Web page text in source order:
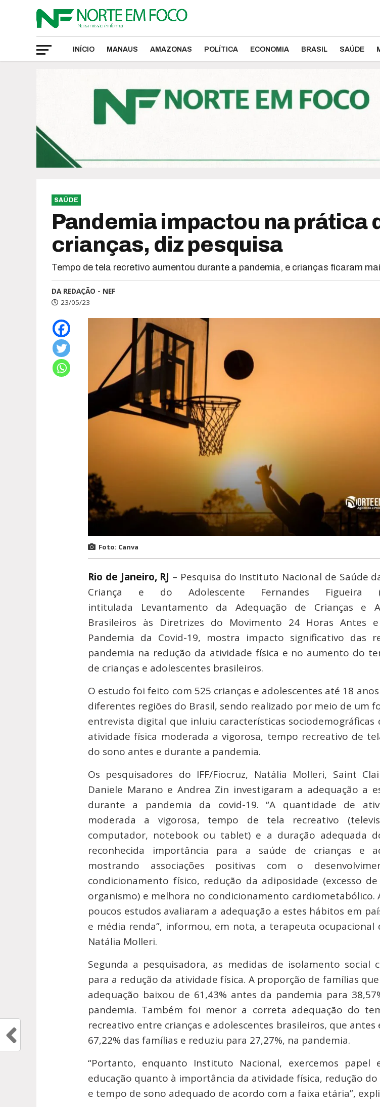
INÍCIO MANAUS AMAZONAS POLÍTICA ECONOMIA BRASIL SAÚDE
SAÚDE
Pandemia impactou na prática
crianças, diz pesquisa
Tempo de tela recretivo aumentou durante a pandemia, e crianças ficaram
DA REDAÇÃO - NEF
23/05/23
Foto: Canva
Rio de Janeiro, RJ – Pesquisa do Instituto Nacional de Saúde
Criança e do Adolescente Fernandes Figueira
intitulada Levantamento da Adequação de Crianças e
Brasileiros às Diretrizes do Movimento 24 Horas Antes
Pandemia da Covid-19, mostra impacto significativo das
pandemia na redução da atividade física e no aumento do
de crianças e adolescentes brasileiros.
O estudo foi feito com 525 crianças e adolescentes até 18
diferentes regiões do Brasil, sendo realizado por meio de um
entrevista digital que inluiu características sociodemográficas
atividade física moderada a vigorosa, tempo recreativo de
do sono antes e durante a pandemia.
Os pesquisadores do IFF/Fiocruz, Natália Molleri, Saint
Daniele Marano e Andrea Zin investigaram a adequação a
durante a pandemia da covid-19. “A quantidade de
moderada a vigorosa, tempo de tela recreativo
computador, notebook ou tablet) e a duração adequada
reconhecida importância para a saúde de crianças e
mostrando associações positivas com o
condicionamento físico, redução da adiposidade (excesso
organismo) e melhora no condicionamento cardiometabólico.
poucos estudos avaliaram a adequação a estes hábitos em
e média renda”, informou, em nota, a terapeuta
Natália Molleri.
Segunda a pesquisadora, as medidas de isolamento social
para a redução da atividade física. A proporção de famílias
adequação baixou de 61,43% antes da pandemia para
pandemia. Também foi menor a correta adequação do
recreativo entre crianças e adolescentes brasileiros, que
67,22% das famílias e reduziu para 27,27%, na pandemia.
“Portanto, enquanto Instituto Nacional, exercemos papel
educação quanto à importância da atividade física, redução do
e tempo de sono adequado de acordo com a faixa etária”,